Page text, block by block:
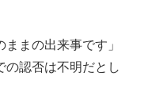
まの出来事です」
認否は不明だとし